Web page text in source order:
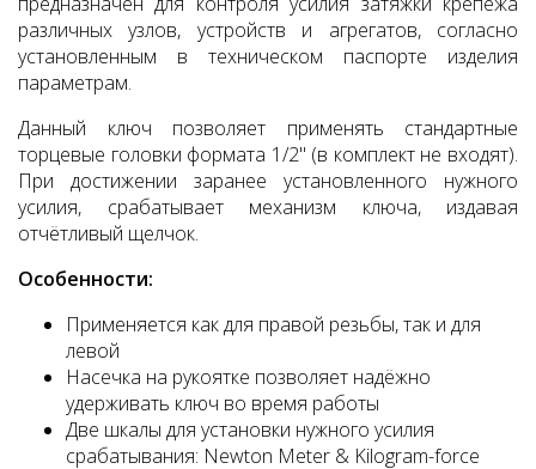
различных узлов, устройств и агрегатов, согласно
установленным в техническом паспорте изделия
параметрам.
Данный ключ позволяет применять стандартные
торцевые головки формата 1/2" (в комплект не входят).
При достижении заранее установленного нужного
усилия, срабатывает механизм ключа, издавая
отчётливый щелчок.
Особенности:
Применяется как для правой резьбы, так и для
левой
Насечка на рукоятке позволяет надёжно
удерживать ключ во время работы
Две шкалы для установки нужного усилия
срабатывания: Newton Meter & Kilogram-force